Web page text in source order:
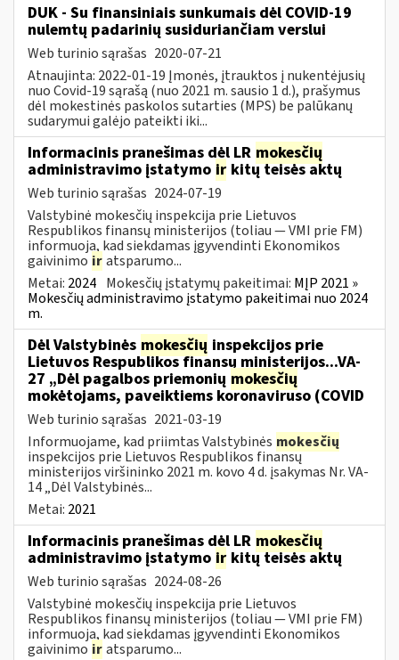
DUK - Su finansiniais sunkumais dėl COVID-19
nulemtų padarinių susiduriančiam verslui
Web turinio sąrašas 2020-07-21
Atnaujinta: 2022-01-19 Įmonės, įtrauktos į nukentėjusių
nuo Covid-19 sąrašą (nuo 2021 m. sausio 1 d.), prašymus
dėl mokestinės paskolos sutarties (MPS) be palūkanų
sudarymui galėjo pateikti iki...
Informacinis pranešimas dėl LR mokesčių
administravimo įstatymo ir kitų teisės aktų
Web turinio sąrašas 2024-07-19
Valstybinė mokesčių inspekcija prie Lietuvos
Respublikos finansų ministerijos (toliau — VMI prie FM)
informuoja, kad siekdamas įgyvendinti Ekonomikos
gaivinimo iratsparumo...
Metai: 2024 Mokesčių įstatymų pakeitimai: MĮP 2021 »
Mokesčių administravimo įstatymo pakeitimai nuo 2024
m.
Dėl Valstybinės mokesčių inspekcijos prie
Lietuvos Respublikos finansų ministerijos...VA-
27 „Dėl pagalbos priemonių mokesčių
mokėtojams, paveiktiems koronaviruso (COVID
Web turinio sąrašas 2021-03-19
Informuojame, kad priimtas Valstybinės mokesčių
inspekcijos prie Lietuvos Respublikos finansų
ministerijos viršininko 2021 m. kovo 4 d. įsakymas Nr. VA-
14 „Dėl Valstybinės...
Metai: 2021
Informacinis pranešimas dėl LR mokesčių
administravimo įstatymo ir kitų teisės aktų
Web turinio sąrašas 2024-08-26
Valstybinė mokesčių inspekcija prie Lietuvos
Respublikos finansų ministerijos (toliau — VMI prie FM)
informuoja, kad siekdamas įgyvendinti Ekonomikos
gaivinimo iratsparumo...